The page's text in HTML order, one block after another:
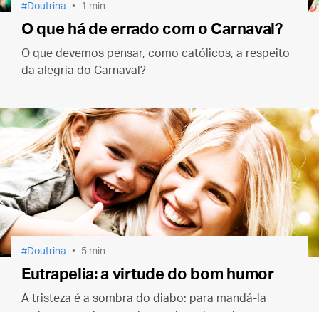
Doutrina 1 min
O que há de errado com o Carnaval?
O que devemos pensar, como católicos, a respeito
da alegria do Carnaval?
Doutrina 5 min
Eutrapelia: a virtude do bom humor
A tristeza é a sombra do diabo: para mandá-la